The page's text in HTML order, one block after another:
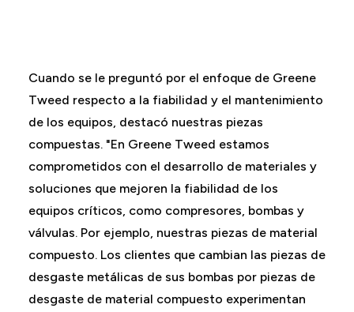
Cuando se le preguntó por el enfoque de Greene
Tweed respecto a la fiabilidad y el mantenimiento
de los equipos, destacó nuestras piezas
compuestas. "En Greene Tweed estamos
comprometidos con el desarrollo de materiales y
soluciones que mejoren la fiabilidad de los
equipos críticos, como compresores, bombas y
válvulas. Por ejemplo, nuestras piezas de material
compuesto. Los clientes que cambian las piezas de
desgaste metálicas de sus bombas por piezas de
desgaste de material compuesto experimentan